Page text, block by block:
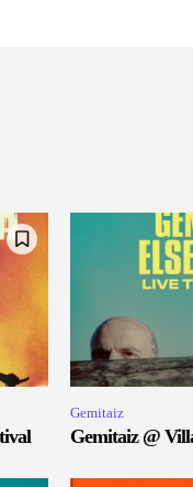
Gemitaiz
Gemitaiz @